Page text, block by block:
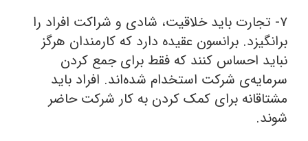
۷- تجارت باید خلاقیت، شادی و شراکت افراد را
برانگیزد. برانسون عقیده دارد که کارمندان هرگز
نباید احساس کنند که فقط برای جمع کردن
سرمایه‌ی شرکت استخدام شده‌اند. افراد باید
مشتاقانه برای کمک کردن به کار شرکت حاضر
شوند.